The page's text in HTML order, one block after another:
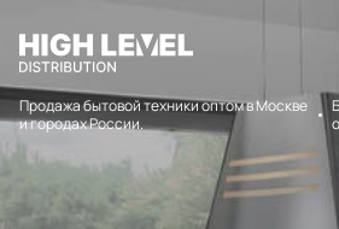
Продажа бытовой техники оптом в Москве
и городах России.